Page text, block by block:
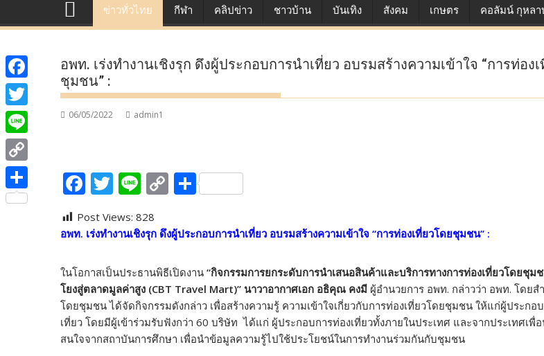
ข่าวทั่วไทย กีฬา คลิปข่าว ชาวบ้าน บันเทิง สังคม เกษตร คอลัมน์ กุหลา
อพท. เร่งทำงานเชิงรุก ดึงผู้ประกอบการนำเที่ยว อบรมสร้างความเข้าใจ “การท่อง
ชุมชน” :
06/05/2022 admin1
F
e
o
o
k
T
itt
Li
e
C
p
y
Li
n
k
S
ar
Post Views: 828
อพท. เร่งทำงานเชิงรุก ดึงผู้ประกอบการนำเที่ยว อบรมสร้างความเข้าใจ “การท่องเที่ยวโดยชุมชน” :
ในโอกาสเป็นประธานพิธีเปิดงาน “กิจกรรมการยกระดับการนำเสนอสินค้าและบริการทางการท่องเที่ยวโดยชุม
โยงสู่ตลาดมูลค่าสูง (CBT Travel Mart)” นาวาอากาศเอก อธิคุณ คงมี ผู้อำนวยการ อพท. กล่าวว่า อพท. โดยส
โดยชุมชน ได้จัดกิจกรรมดังกล่าว เพื่อสร้างความรู้ ความเข้าใจเกี่ยวกับการท่องเที่ยวโดยชุมชน ให้แก่ผู้ประกอ
เที่ยว โดยมีผู้เข้าร่วมรับฟังกว่า 60 บริษัท ได้แก่ ผู้ประกอบการท่องเที่ยวทั้งภายในประเทศ และจากประเทศเพื่
สนใจจากสถาบันการศึกษา เพื่อนำข้อมูลความรู้ไปใช้ประโยชน์ในการทำงานร่วมกันกับชุมชน
F
a
c
e
b
o
T
w
i
t
t
L
i
n
C
o
S